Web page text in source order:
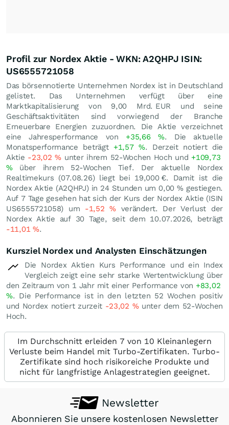
Profil zur Nordex Aktie - WKN: A2QHPJ ISIN:
US6555721058
Das börsennotierte Unternehmen Nordex ist in Deutschland
gelistet. Das Unternehmen verfügt über eine
Marktkapitalisierung von 9,00 Mrd. EUR und seine
Geschäftsaktivitäten sind vorwiegend der Branche
Erneuerbare Energien zuzuordnen. Die Aktie verzeichnet
eine Jahresperformance von +35,66 %. Die aktuelle
Monatsperformance beträgt +1,57%. Derzeit notiert die
Aktie -23,02% unter ihrem 52-Wochen Hoch und +109,73
%über ihrem 52-Wochen Tief. Der aktuelle Nordex
Realtimekurs (07.08.26) liegt bei 19,000 €. Damit ist die
Nordex Aktie (A2QHPJ) in 24 Stunden um 0,00%gestiegen.
Auf 7 Tage gesehen hat sich der Kurs der Nordex Aktie (ISIN
US6555721058) um -1,52%verändert. Der Verlust der
Nordex Aktie auf 30 Tage, seit dem 10.07.2026, beträgt
-11,01 %.
Kursziel Nordex und Analysten Einschätzungen
Die Nordex Aktien Kurs Performance und ein Index
Vergleich zeigt eine sehr starke Wertentwicklung über
den Zeitraum von 1 Jahr mit einer Performance von +83,02
%. Die Performance ist in den letzten 52 Wochen positiv
und Nordex notiert zurzeit -23,02 %unter dem 52-Wochen
Hoch.
Im Durchschnitt erleiden 7 von 10 Kleinanlegern
Verluste beim Handel mit Turbo-Zertifikaten. Turbo-
Zertifikate sind hoch risikoreiche Produkte und
nicht für langfristige Anlagestrategien geeignet.
Newsletter
Abonnieren Sie unsere kostenlosen Newsletter